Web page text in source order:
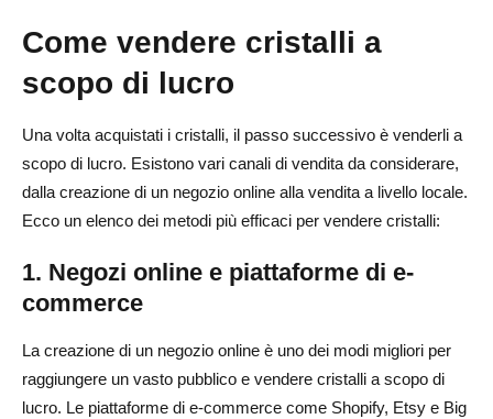
Come vendere cristalli a
scopo di lucro
Una volta acquistati i cristalli, il passo successivo è venderli a
scopo di lucro. Esistono vari canali di vendita da considerare,
dalla creazione di un negozio online alla vendita a livello locale.
Ecco un elenco dei metodi più efficaci per vendere cristalli:
1. Negozi online e piattaforme di e-
commerce
La creazione di un negozio online è uno dei modi migliori per
raggiungere un vasto pubblico e vendere cristalli a scopo di
lucro. Le piattaforme di e-commerce come Shopify, Etsy e Big